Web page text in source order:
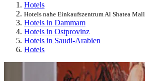
Hotels
Hotels nahe Einkaufszentrum Al Shatea Mall
Hotels in Dammam
Hotels in Ostprovinz
Hotels in Saudi-Arabien
Hotels